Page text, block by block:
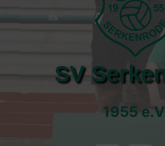
SV
1955